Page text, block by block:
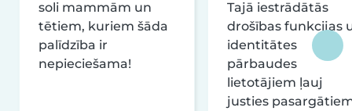
soli mammām un
tētiem, kuriem šāda
palīdzība ir
nepieciešama!
Tajā iestrādātās
drošības funkcijas
identitātes
pārbaudes
lietotājiem ļauj
justies